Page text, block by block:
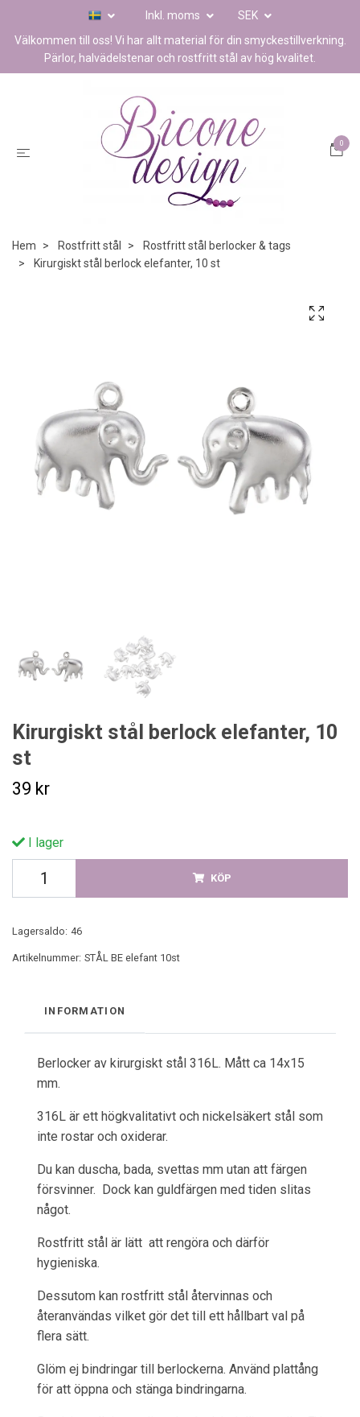
Inkl. moms
SEK
Välkommen till oss! Vi har allt material för din smyckestillverkning.
Pärlor, halvädelstenar och rostfritt stål av hög kvalitet.
0
Hem Rostfritt stål
Rostfritt stål berlocker & tags
Kirurgiskt stål berlock elefanter, 10 st
Kirurgiskt stål berlock elefanter, 10
st
39 kr
I lager
KÖP
Lagersaldo: 46
Artikelnummer: STÅL BE elefant 10st
INFORMATION
Berlocker av kirurgiskt stål 316L. Mått ca 14x15
mm.
316L är ett högkvalitativt och nickelsäkert stål som
inte rostar och oxiderar.
Du kan duscha, bada, svettas mm utan att färgen
försvinner. Dock kan guldfärgen med tiden slitas
något.
Rostfritt stål är lätt att rengöra och därför
hygieniska.
Dessutom kan rostfritt stål återvinnas och
återanvändas vilket gör det till ett hållbart val på
flera sätt.
Glöm ej bindringar till berlockerna. Använd plattång
för att öppna och stänga bindringarna.